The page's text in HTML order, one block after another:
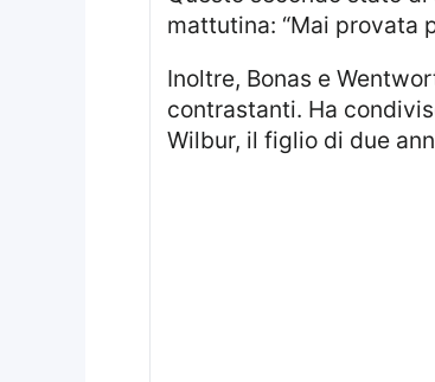
mattutina: “Mai provata
Inoltre, Bonas e Wentworth-Stanley stanno cercando una nuova casa, un cambiamento che suscita in lei emozioni
contrastanti. Ha
Wilbur, il figlio di due